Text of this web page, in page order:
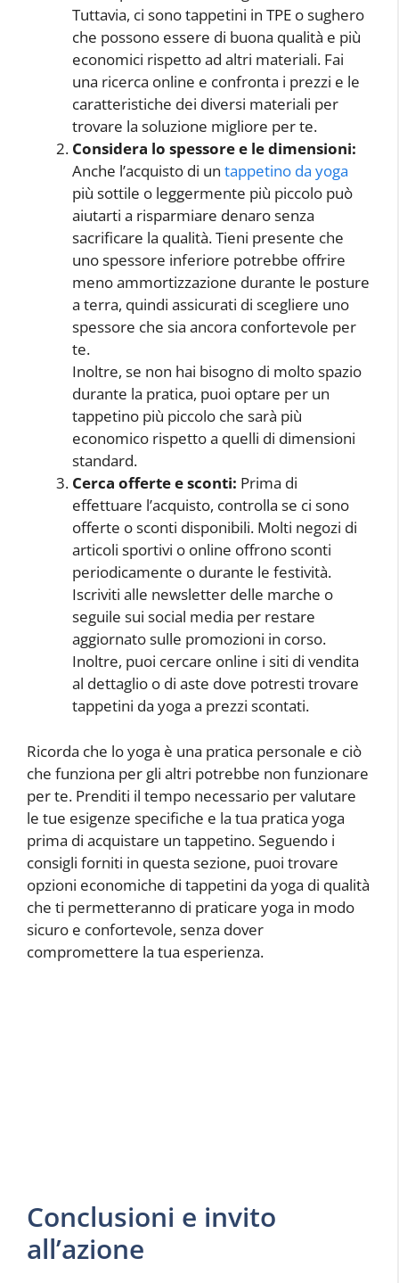
Tuttavia, ci sono tappetini in TPE o sughero
che possono essere di buona qualità e più
economici rispetto ad altri materiali. Fai
una ricerca online e confronta i prezzi e le
caratteristiche dei diversi materiali per
trovare la soluzione migliore per te.
Considera lo spessore e le dimensioni:
Anche l’acquisto di un tappetino da yoga
più sottile o leggermente più piccolo può
aiutarti a risparmiare denaro senza
sacrificare la qualità. Tieni presente che
uno spessore inferiore potrebbe offrire
meno ammortizzazione durante le posture
a terra, quindi assicurati di scegliere uno
spessore che sia ancora confortevole per
te.
Inoltre, se non hai bisogno di molto spazio
durante la pratica, puoi optare per un
tappetino più piccolo che sarà più
economico rispetto a quelli di dimensioni
standard.
Cerca offerte e sconti: Prima di
effettuare l’acquisto, controlla se ci sono
offerte o sconti disponibili. Molti negozi di
articoli sportivi o online offrono sconti
periodicamente o durante le festività.
Iscriviti alle newsletter delle marche o
seguile sui social media per restare
aggiornato sulle promozioni in corso.
Inoltre, puoi cercare online i siti di vendita
al dettaglio o di aste dove potresti trovare
tappetini da yoga a prezzi scontati.
Ricorda che lo yoga è una pratica personale e ciò
che funziona per gli altri potrebbe non funzionare
per te. Prenditi il ​​tempo necessario per valutare
le tue esigenze specifiche e la tua pratica yoga
prima di acquistare un tappetino. Seguendo i
consigli forniti in questa sezione, puoi trovare
opzioni economiche di tappetini da yoga di qualità
che ti permetteranno di praticare yoga in modo
sicuro e confortevole, senza dover
compromettere la tua esperienza.
Conclusioni e invito
all’azione